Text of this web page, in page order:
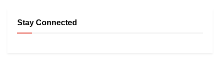
Stay Connected